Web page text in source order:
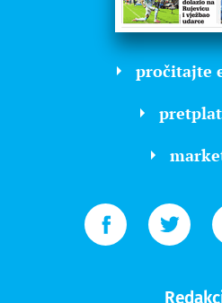
pročitajte